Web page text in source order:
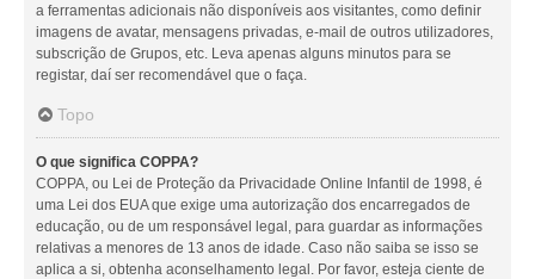
a ferramentas adicionais não disponíveis aos visitantes, como definir
imagens de avatar, mensagens privadas, e-mail de outros utilizadores,
subscrição de Grupos, etc. Leva apenas alguns minutos para se
registar, daí ser recomendável que o faça.
Topo
O que significa COPPA?
COPPA, ou Lei de Proteção da Privacidade Online Infantil de 1998, é
uma Lei dos EUA que exige uma autorização dos encarregados de
educação, ou de um responsável legal, para guardar as informações
relativas a menores de 13 anos de idade. Caso não saiba se isso se
aplica a si, obtenha aconselhamento legal. Por favor, esteja ciente de